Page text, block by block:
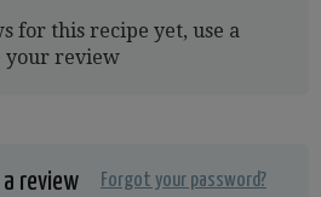
for this recipe yet, use a
your review
review Forgot your password?